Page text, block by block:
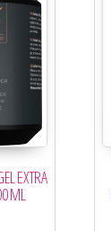
EXTRA
ML